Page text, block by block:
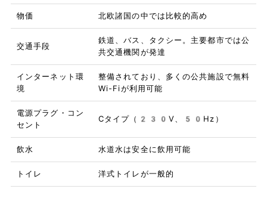
物価 北欧諸国の中では比較的高め
交通手段
鉄道、バス、タクシー。主要都市では公
共交通機関が発達
インターネット環
境
整備されており、多くの公共施設で無料
Wi-Fiが利用可能
電源プラグ・コン
セント
Cタイプ（230V、50Hz）
飲水 水道水は安全に飲用可能
トイレ 洋式トイレが一般的